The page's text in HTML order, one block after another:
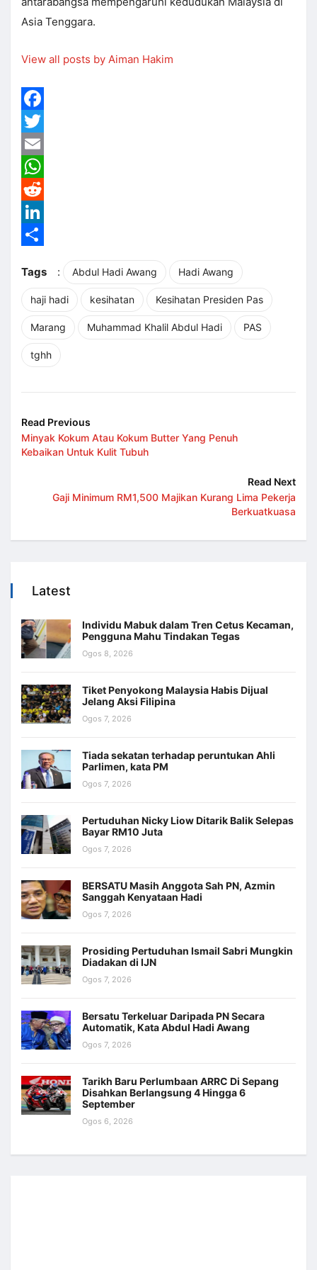
Asia Tenggara.
View all posts by Aiman Hakim
Facebook
Twitter
Email
WhatsApp
Reddit
LinkedIn
Tags
: Abdul Hadi Awang Hadi Awang
haji hadi kesihatan Kesihatan Presiden Pas
Marang Muhammad Khalil Abdul Hadi PAS
tghh
Read Previous
Minyak Kokum Atau Kokum Butter Yang Penuh
Kebaikan Untuk Kulit Tubuh
Read Next
Gaji Minimum RM1,500 Majikan Kurang Lima Pekerja
Berkuatkuasa
Latest
Individu Mabuk dalam Tren Cetus Kecaman,
Pengguna Mahu Tindakan Tegas
Ogos 8, 2026
Tiket Penyokong Malaysia Habis Dijual
Jelang Aksi Filipina
Ogos 7, 2026
Tiada sekatan terhadap peruntukan Ahli
Parlimen, kata PM
Ogos 7, 2026
Pertuduhan Nicky Liow Ditarik Balik Selepas
Bayar RM10 Juta
Ogos 7, 2026
BERSATU Masih Anggota Sah PN, Azmin
Sanggah Kenyataan Hadi
Ogos 7, 2026
Prosiding Pertuduhan Ismail Sabri Mungkin
Diadakan di IJN
Ogos 7, 2026
Bersatu Terkeluar Daripada PN Secara
Automatik, Kata Abdul Hadi Awang
Ogos 7, 2026
Tarikh Baru Perlumbaan ARRC Di Sepang
Disahkan Berlangsung 4 Hingga 6
September
Ogos 6, 2026